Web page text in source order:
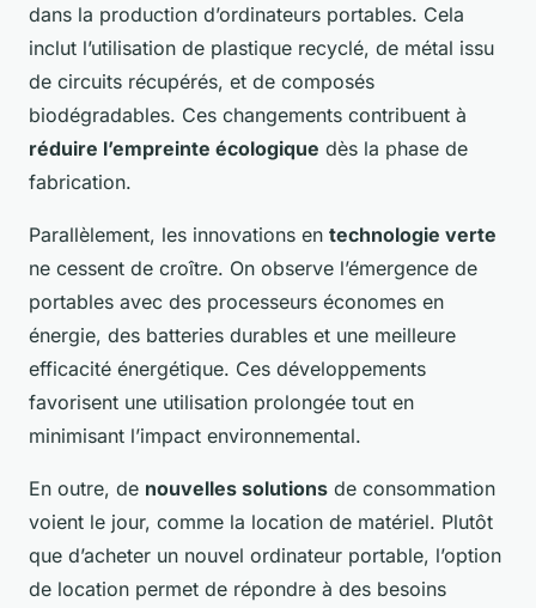
dans la production d’ordinateurs portables. Cela
inclut l’utilisation de plastique recyclé, de métal issu
de circuits récupérés, et de composés
biodégradables. Ces changements contribuent à
réduire l’empreinte écologique dès la phase de
fabrication.
Parallèlement, les innovations en technologie verte
ne cessent de croître. On observe l’émergence de
portables avec des processeurs économes en
énergie, des batteries durables et une meilleure
efficacité énergétique. Ces développements
favorisent une utilisation prolongée tout en
minimisant l’impact environnemental.
En outre, de nouvelles solutions de consommation
voient le jour, comme la location de matériel. Plutôt
que d’acheter un nouvel ordinateur portable, l’option
de location permet de répondre à des besoins